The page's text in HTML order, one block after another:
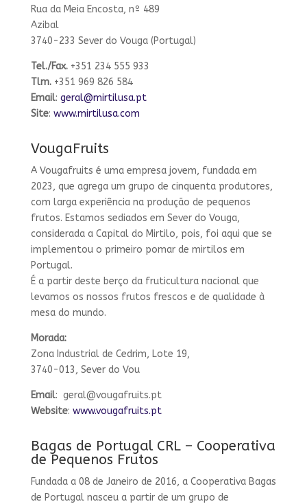
Rua da Meia Encosta, nº 489
Azibal
3740-233 Sever do Vouga (Portugal)
Tel./Fax.+351 234 555 933
Tlm.+351 969 826 584
Email: geral@mirtilusa.pt
Site: www.mirtilusa.com
VougaFruits
A Vougafruits é uma empresa jovem, fundada em
2023, que agrega um grupo de cinquenta produtores,
com larga experiência na produção de pequenos
frutos. Estamos sediados em Sever do Vouga,
considerada a Capital do Mirtilo, pois, foi aqui que se
implementou o primeiro pomar de mirtilos em
Portugal.
É a partir deste berço da fruticultura nacional que
levamos os nossos frutos frescos e de qualidade à
mesa do mundo.
Morada:
Zona Industrial de Cedrim, Lote 19,
3740-013, Sever do Vou
Email: geral@vougafruits.pt
Website: www.vougafruits.pt
Bagas de Portugal CRL – Cooperativa
de Pequenos Frutos
Fundada a 08 de Janeiro de 2016, a Cooperativa Bagas
de Portugal nasceu a partir de um grupo de